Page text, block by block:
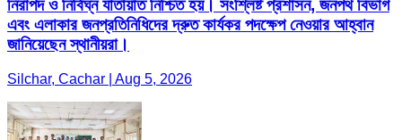
নিরাপদ ও নির্বিঘ্ন যাতায়াত নিশ্চিত হয়। সংশ্লিষ্ট প্রশাসন, জনপথ বিভাগ
এবং এলাকার জনপ্রতিনিধিদের দ্রুত কার্যকর পদক্ষেপ নেওয়ার আহ্বান
জানিয়েছেন স্থানীয়রা।
Silchar, Cachar | Aug 5, 2026